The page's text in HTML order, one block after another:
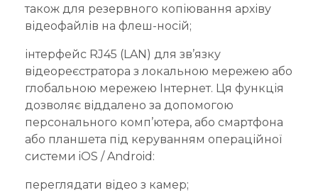
також для резервного копіювання архіву
відеофайлів на флеш-носій;
інтерфейс RJ45 (LAN) для зв’язку
відеореєстратора з локальною мережею або
глобальною мережею Інтернет. Ця функція
дозволяє віддалено за допомогою
персонального комп’ютера, або смартфона
або планшета під керуванням операційної
системи iOS / Android:
переглядати відео з камер;